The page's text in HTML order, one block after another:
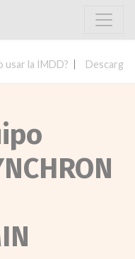
usar la IMDD? Descargar